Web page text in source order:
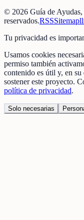
© 2026 Guía de
reservados.RSSSitemap
Tu privacidad es
Usamos cookies
permiso también
contenido es útil y, en
sostener este proyecto.
política de privacidad.
Solo necesarias